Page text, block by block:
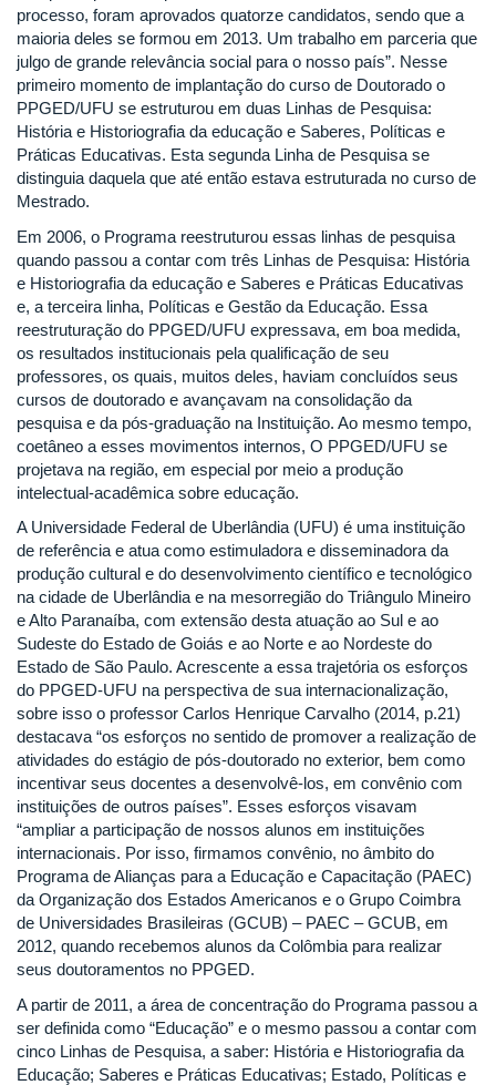
processo, foram aprovados quatorze candidatos, sendo que a
maioria deles se formou em 2013. Um trabalho em parceria que
julgo de grande relevância social para o nosso país”. Nesse
primeiro momento de implantação do curso de Doutorado o
PPGED/UFU se estruturou em duas Linhas de Pesquisa:
História e Historiografia da educação e Saberes, Políticas e
Práticas Educativas. Esta segunda Linha de Pesquisa se
distinguia daquela que até então estava estruturada no curso de
Mestrado.
Em 2006, o Programa reestruturou essas linhas de pesquisa
quando passou a contar com três Linhas de Pesquisa: História
e Historiografia da educação e Saberes e Práticas Educativas
e, a terceira linha, Políticas e Gestão da Educação. Essa
reestruturação do PPGED/UFU expressava, em boa medida,
os resultados institucionais pela qualificação de seu
professores, os quais, muitos deles, haviam concluídos seus
cursos de doutorado e avançavam na consolidação da
pesquisa e da pós-graduação na Instituição. Ao mesmo tempo,
coetâneo a esses movimentos internos, O PPGED/UFU se
projetava na região, em especial por meio a produção
intelectual-acadêmica sobre educação.
A Universidade Federal de Uberlândia (UFU) é uma instituição
de referência e atua como estimuladora e disseminadora da
produção cultural e do desenvolvimento científico e tecnológico
na cidade de Uberlândia e na mesorregião do Triângulo Mineiro
e Alto Paranaíba, com extensão desta atuação ao Sul e ao
Sudeste do Estado de Goiás e ao Norte e ao Nordeste do
Estado de São Paulo. Acrescente a essa trajetória os esforços
do PPGED-UFU na perspectiva de sua internacionalização,
sobre isso o professor Carlos Henrique Carvalho (2014, p.21)
destacava “os esforços no sentido de promover a realização de
atividades do estágio de pós-doutorado no exterior, bem como
incentivar seus docentes a desenvolvê-los, em convênio com
instituições de outros países”. Esses esforços visavam
“ampliar a participação de nossos alunos em instituições
internacionais. Por isso, firmamos convênio, no âmbito do
Programa de Alianças para a Educação e Capacitação (PAEC)
da Organização dos Estados Americanos e o Grupo Coimbra
de Universidades Brasileiras (GCUB) – PAEC – GCUB, em
2012, quando recebemos alunos da Colômbia para realizar
seus doutoramentos no PPGED.
A partir de 2011, a área de concentração do Programa passou a
ser definida como “Educação” e o mesmo passou a contar com
cinco Linhas de Pesquisa, a saber: História e Historiografia da
Educação; Saberes e Práticas Educativas; Estado, Políticas e